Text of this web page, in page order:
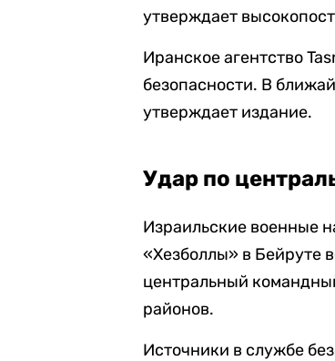
утверждает
Иранское агентство
безопасности. В
утверждает издание.
Удар по
Израильские военные
«Хезболлы» в Бейруте
центральный
районов.
Источники в службе